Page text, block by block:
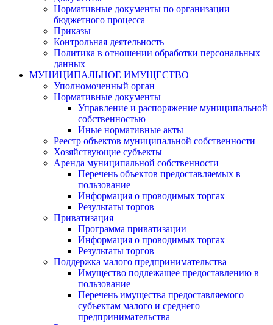
Нормативные документы по организации
бюджетного процесса
Приказы
Контрольная деятельность
Политика в отношении обработки персональных
данных
МУНИЦИПАЛЬНОЕ ИМУЩЕСТВО
Уполномоченный орган
Нормативные документы
Управление и распоряжение муниципальной
собственностью
Иные нормативные акты
Реестр объектов муниципальной собственности
Хозяйствующие субъекты
Аренда муниципальной собственности
Перечень объектов предоставляемых в
пользование
Информация о проводимых торгах
Результаты торгов
Приватизация
Программа приватизации
Информация о проводимых торгах
Результаты торгов
Поддержка малого предпринимательства
Имущество подлежащее предоставлению в
пользование
Перечень имущества предоставляемого
субъектам малого и среднего
предпринимательства